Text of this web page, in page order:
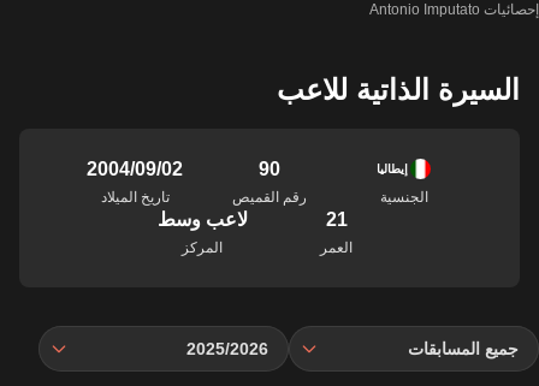
إحصائيات Antonio Imputato
السيرة الذاتية للاعب
إيطاليا
الجنسية
90
رقم القميص
02‏/09‏/2004
تاريخ الميلاد
21
العمر
لاعب وسط
المركز
جميع المسابقات 2025/2026